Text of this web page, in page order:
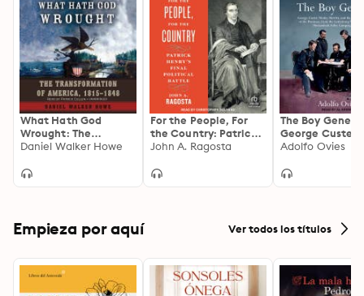
resolution.
What Hath God
Wrought: The
Transformation of
Daniel Walker Howe
For the People, For
the Country: Patrick
Henry’s Final Political
John A. Ragosta
The Boy
George Custer,
Wesley Merritt,
Army of the
Campaign of
Adolfo Ovies
Empieza por aquí Ver todos los títulos